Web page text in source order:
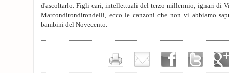
d'ascoltarlo. Figli cari, intellettuali del terzo millennio, ignari di
Marcondirondirondelli, ecco le canzoni che non vi abbiamo
bambini del Novecento.